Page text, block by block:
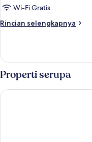
Wi-Fi Gratis
Rincian selengkapnya
Rincian
Kamar
Comfort
Properti serupa
Best Western Caprock Inn